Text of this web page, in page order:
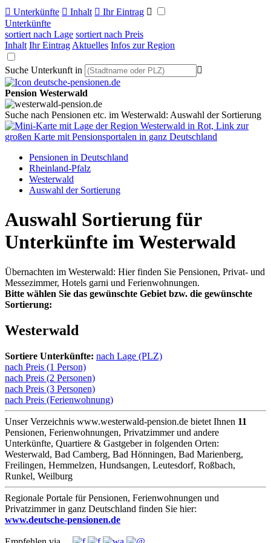
 Unterkünfte  Inhalt  Ihr Eintrag 
Unterkünfte
sortiert nach Lage sortiert nach Preis
Inhalt Ihr Eintrag Aktuelles Infos zur Region
Suche Unterkunft in 
Pension Westerwald
Suche nach Pensionen etc. im Westerwald: Auswahl der Sortierung
Pensionen in Deutschland
Rheinland-Pfalz
Westerwald
Auswahl der Sortierung
Auswahl Sortierung für
Unterkünfte im Westerwald
Übernachten im Westerwald: Hier finden Sie Pensionen, Privat- und
Messezimmer, Hotels garni und Ferienwohnungen.
Bitte wählen Sie das gewünschte Gebiet bzw. die gewünschte
Sortierung:
Westerwald
Sortiere Unterkünfte: nach Lage (PLZ)
nach Preis (1 Person)
nach Preis (2 Personen)
nach Preis (3 Personen)
nach Preis (Ferienwohnung)
Unser Verzeichnis www.westerwald-pension.de bietet Ihnen 11
Pensionen, Ferienwohnungen, Privatzimmer und andere
Unterkünfte, Quartiere & Gastgeber in folgenden Orten:
Westerwald, Bad Camberg, Bad Hönningen, Bad Marienberg,
Freilingen, Hemmelzen, Hundsangen, Leutesdorf, Roßbach,
Runkel, Weilburg
Regionale Portale für Pensionen, Ferienwohnungen und
Privatzimmer in ganz Deutschland finden Sie hier:
www.deutsche-pensionen.de